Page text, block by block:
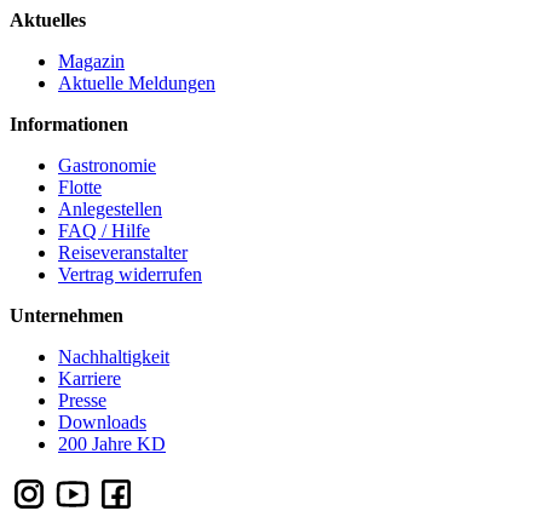
Aktuelles
Magazin
Aktuelle Meldungen
Informationen
Gastronomie
Flotte
Anlegestellen
FAQ / Hilfe
Reiseveranstalter
Vertrag widerrufen
Unternehmen
Nachhaltigkeit
Karriere
Presse
Downloads
200 Jahre KD